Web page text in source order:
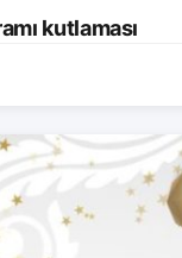
kutlaması